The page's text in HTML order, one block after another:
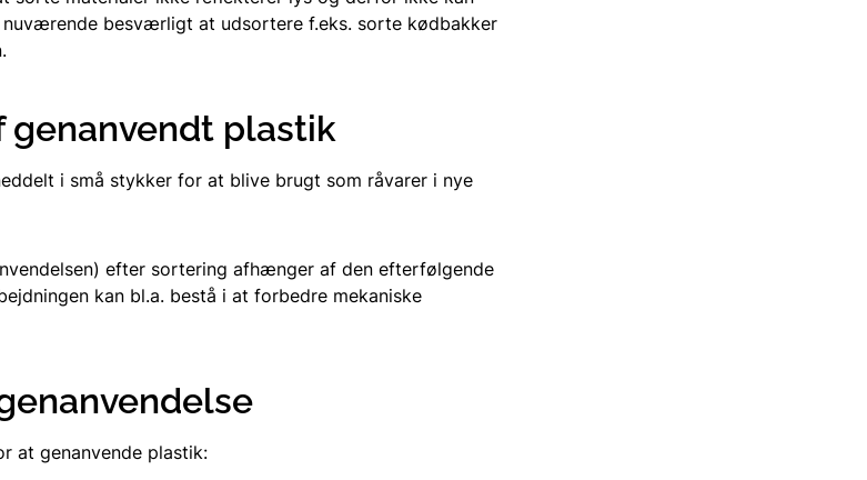
besværligt at udsortere f.eks. sorte kødbakker
genanvendt plastik
i små stykker for at blive brugt som råvarer i nye
efter sortering afhænger af den efterfølgende
kan bl.a. bestå i at forbedre mekaniske
at genanvende plastik: